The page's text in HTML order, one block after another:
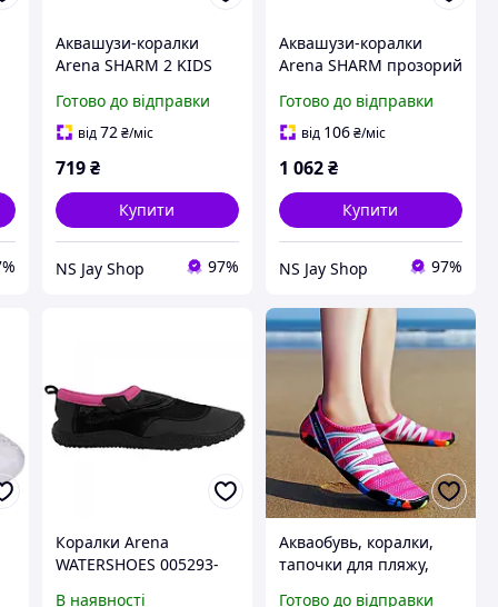
Аквашузи-коралки
Arena SHARM 2 KIDS
27
Готово до відправки
від72 ₴/міс
719 ₴
Купити
NS Jay Shop 97%
Аквашузи-коралки
Arena SHARM прозорий
Готово до відправки
від 106₴/міс
1 062₴
Купити
NS Jay Shop 97%
Коралки Arena
WATERSHOES 005293-
В наявності
Акваобувь, коралки,
тапочки для пляжу,
Готово до відправки